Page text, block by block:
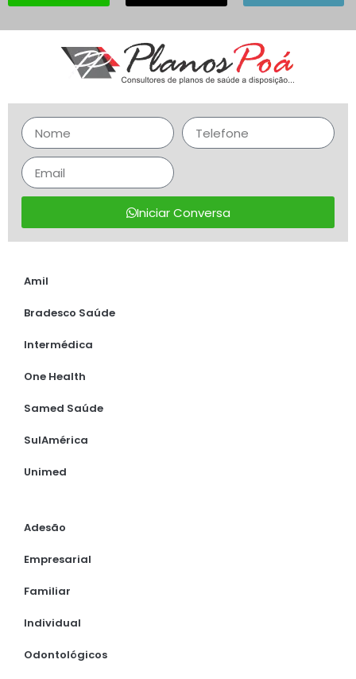
Iniciar Conversa
Amil
Bradesco Saúde
Intermédica
One Health
Samed Saúde
SulAmérica
Unimed
Adesão
Empresarial
Familiar
Individual
Odontológicos